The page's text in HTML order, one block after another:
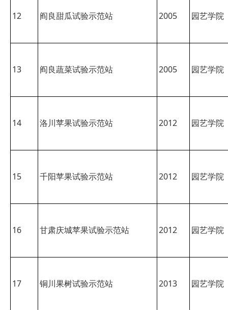
12 阎良甜瓜试验示范站 2005 园艺学院
13 阎良蔬菜试验示范站 2005 园艺学院
14 洛川苹果试验示范站 2012 园艺学院
15 千阳苹果试验示范站 2012 园艺学院
16 甘肃庆城苹果试验示范站 2012 园艺学院
17 铜川果树试验示范站 2013 园艺学院